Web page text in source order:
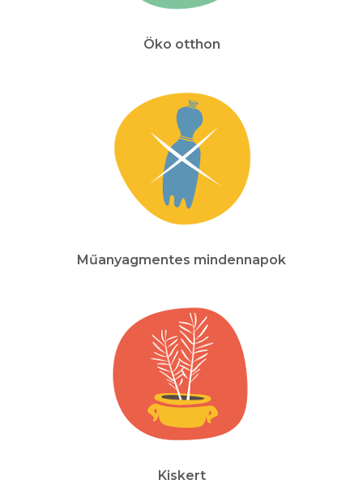
Öko otthon
Műanyagmentes mindennapok
Kiskert